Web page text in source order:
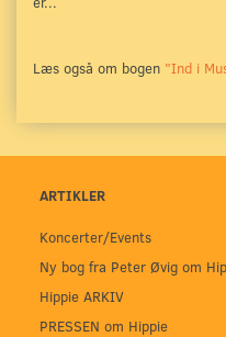
Læs også om bogen "Ind i
ARTIKLER
Koncerter/Events
Ny bog fra Peter Øvig om
Hippie ARKIV
PRESSEN om Hippie